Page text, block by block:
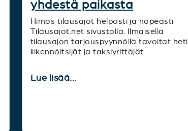
yhdestä paikasta
Himos tilausajot helposti ja nopeasti
Tilausajot.net sivustolla. Ilmaisella
tilausajon tarjouspyynnöllä tavoitat heti
liikennöitsijät ja taksiyrittäjät.
Lue lisää...